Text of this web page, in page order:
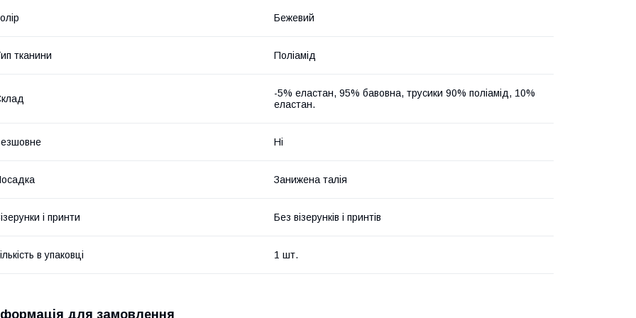
Бежевий
тканини Поліамід
-5% еластан, 95% бавовна, трусики 90% поліамід, 10%
еластан.
Ні
Занижена талія
і принти Без візерунків і принтів
в упаковці 1 шт.
для замовлення